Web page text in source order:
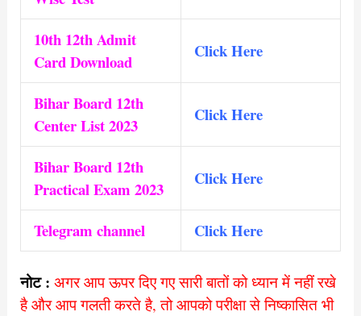
10th 12th Admit
Card Download
Click Here
Bihar Board 12th
Center List 2023
Click Here
Bihar Board 12th
Practical Exam 2023
ClickHere
Telegram channel Click Here
नोट : अगर आप ऊपर दिए गए सारी बातों को ध्यान में नहीं रखे
है और आप गलती करते है, तो आपको परीक्षा से निष्कासित भी